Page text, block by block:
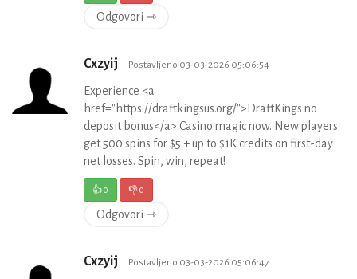
Odgovori ⇾
Cxzyij Postavljeno 03-03-2026 05:06:54
Experience <a
href="https://draftkingsus.org/">DraftKings no
deposit bonus</a> Casino magic now. New players
get 500 spins for $5 + up to $1K credits on first-day
net losses. Spin, win, repeat!
👍0 👎0
Odgovori ⇾
Cxzyij Postavljeno 03-03-2026 05:06:47